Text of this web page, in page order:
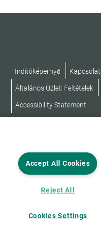
Indítóképernyő Kapcsolat
Általános Üzleti Feltételek
Accessibility Statement
Accept All Cookies
Reject All
Cookies Settings